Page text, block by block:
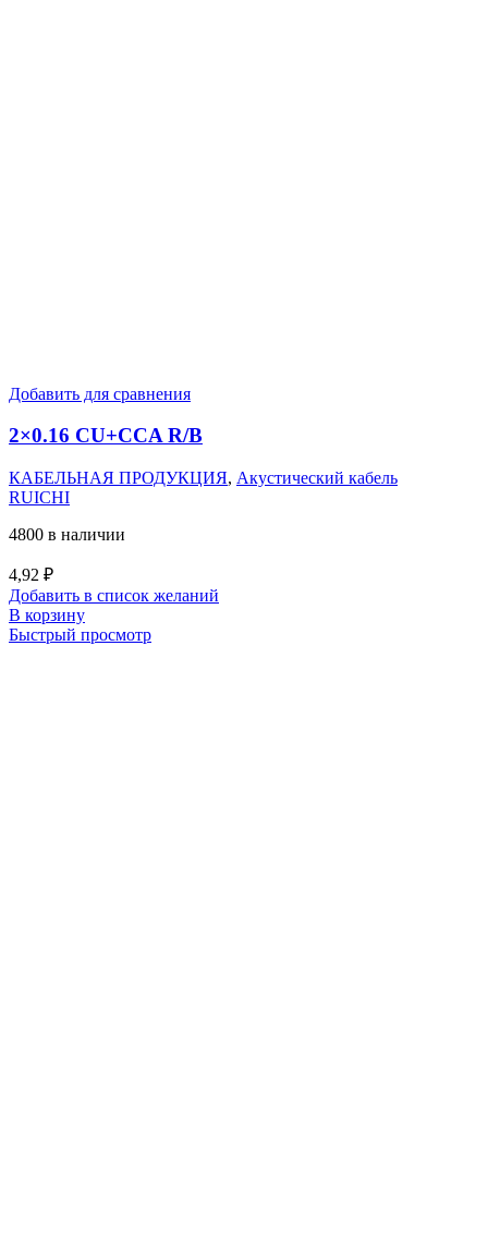
Добавить для сравнения
2×0.16 CU+CCA R/B
КАБЕЛЬНАЯ ПРОДУКЦИЯ, Акустический кабель
RUICHI
4800 в наличии
4,92 ₽
Добавить в список желаний
В корзину
Быстрый просмотр